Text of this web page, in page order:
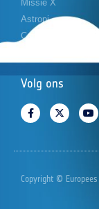
Missie X
Astropi
Cansat
Volg ons
Copyright ©